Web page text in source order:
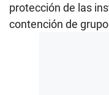
protección de las
contención de